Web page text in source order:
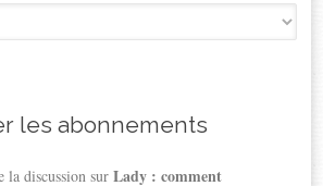
to
les abonnements
la discussion surLady : comment